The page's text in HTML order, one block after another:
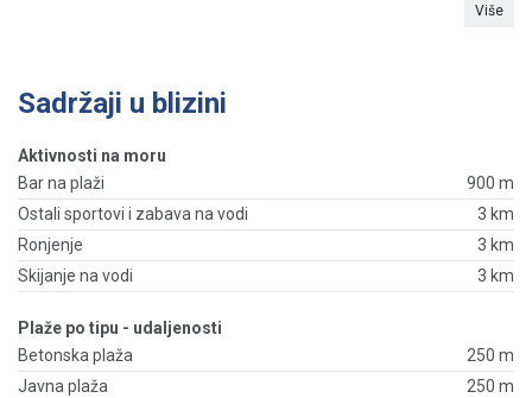
Više
Sadržaji u blizini
Aktivnosti na moru
Bar na plaži
900 m
Ostali sportovi i zabava na vodi
3 km
Ronjenje
3 km
Skijanje na vodi
3 km
Plaže po tipu - udaljenosti
Betonska plaža
250 m
Javna plaža
250 m